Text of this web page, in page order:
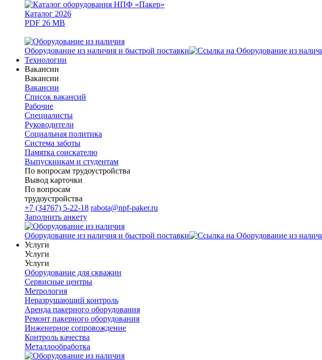
Каталог 2026
PDF 26 MB
Оборудование из наличия и быстрой поставки
Технологии
Вакансии
Вакансии
Вакансии
Список вакансий
Рабочие
Специалисты
Руководители
Cоциальная политика
Система заботы
Памятка соискателю
Выпускникам и студентам
По вопросам трудоустройства
Вывод карточки
По вопросам
трудоустройства
+7 (34767) 5-22-18 rabota@npf-paker.ru
Заполнить анкету
Оборудование из наличия и быстрой поставки
Услуги
Услуги
Услуги
Оборудование для скважин
Сервисные центры
Метрология
Неразрушающий контроль
Аренда пакерного оборудования
Ремонт пакерного оборудования
Инженерное сопровождение
Контроль качества
Металлообработка